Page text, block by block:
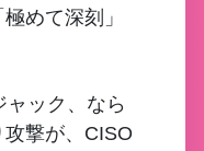
めて深刻」
ャック、なら
撃が、CISO